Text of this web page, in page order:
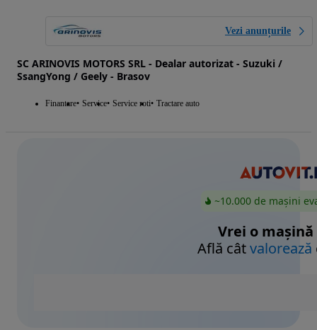
Vezi anunțurile
SC ARINOVIS MOTORS SRL - Dealar autorizat - Suzuki /
SsangYong / Geely - Brasov
Finantare Service Service roti Tractare auto
~10.000 de mașini
Vrei o mașină
Află câtvalorează